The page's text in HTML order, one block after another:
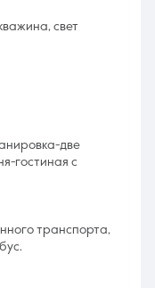
свет
две
гостиная с
транспорта,